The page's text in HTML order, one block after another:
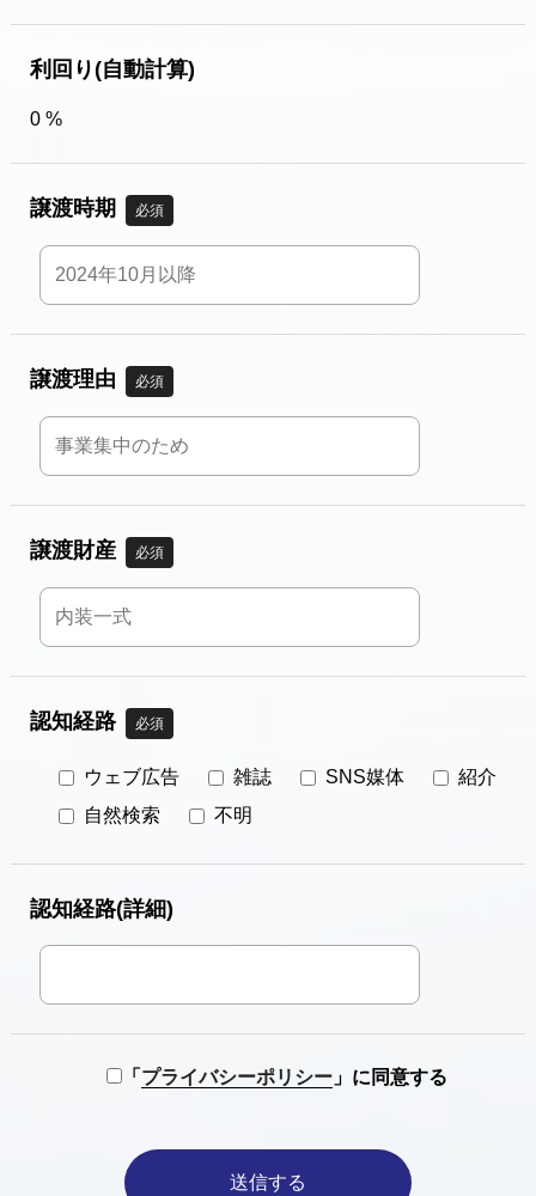
利回り(自動計算)
0 %
譲渡時期 必須
譲渡理由 必須
譲渡財産 必須
認知経路 必須
ウェブ広告 雑誌 SNS媒体
紹介
自然検索
不明
認知経路(詳細)
「 プライバシーポリシー 」に同意する